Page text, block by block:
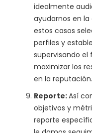
idealmente
ayudarnos en
estos casos
perfiles y
supervisando
maximizar los
en la reputación.
Reporte:Así
objetivos y
reporte